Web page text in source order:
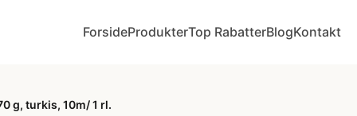
ForsideProdukterTop RabatterBlogKontakt
g, turkis, 10m/ 1 rl.